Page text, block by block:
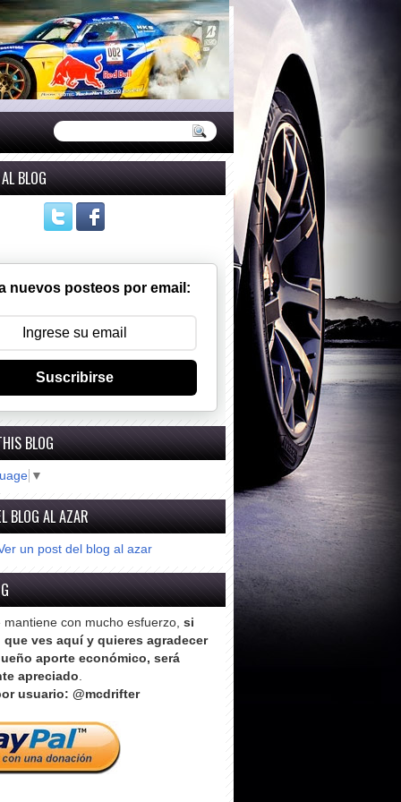
BLOG
nuevos posteos por email:
Suscribirse
BLOG
▼
BLOG AL AZAR
un post del blog al azar
mantiene con mucho esfuerzo, si
ves aquí y quieres agradecer
aporte económico, será
apreciado.
usuario: @mcdrifter